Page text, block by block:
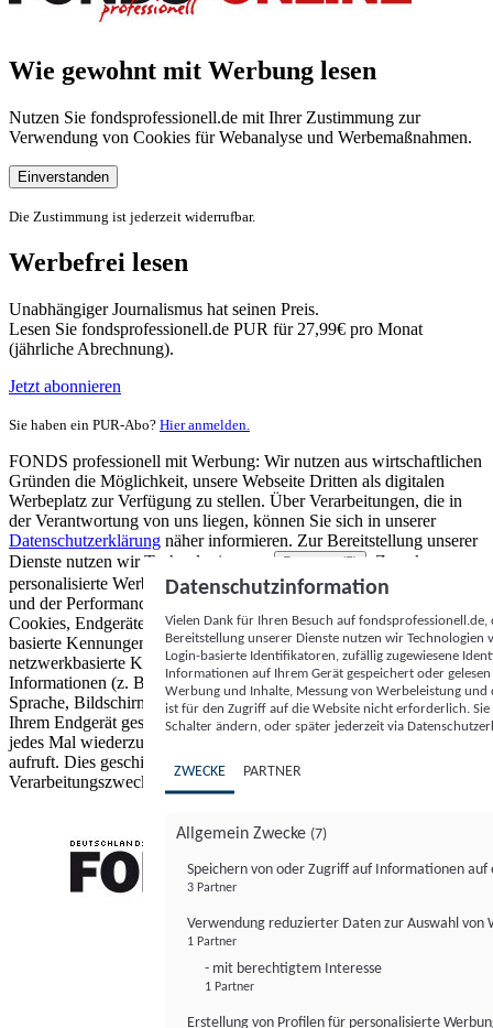
Wie gewohnt mit Werbung lesen
Nutzen Sie fondsprofessionell.de mit Ihrer Zustimmung zur
Verwendung von Cookies für Webanalyse und Werbemaßnahmen.
Einverstanden
Die Zustimmung ist jederzeit widerrufbar.
Werbefrei lesen
Unabhängiger Journalismus hat seinen Preis.
Lesen Sie fondsprofessionell.de PUR für 27,99€ pro Monat
(jährliche Abrechnung).
Jetzt abonnieren
Sie haben ein PUR-Abo? Hier anmelden.
FONDS professionell mit Werbung: Wir nutzen aus wirtschaftlichen
Gründen die Möglichkeit, unsere Webseite Dritten als digitalen
Werbeplatz zur Verfügung zu stellen. Über Verarbeitungen, die in
der Verantwortung von uns liegen, können Sie sich in unserer
Datenschutzerklärung näher informieren. Zur Bereitstellung unserer
Dienste nutzen wir Technologien von
Partnern (5)
. Zwecke:
personalisierte Werbung und Inhalte, Messung von Werbeleistung
und der Performance von Inhalten sowie Zielgruppenforschung.
Cookies, Endgeräte- oder ähnliche Online-Kennungen (z. B. login-
basierte Kennungen, zufällig generierte Kennungen,
netzwerkbasierte Kennungen) können zusammen mit anderen
Informationen (z. B. Browsertyp und Browserinformationen,
Sprache, Bildschirmgröße, unterstützte Technologien usw.) auf
Ihrem Endgerät gespeichert oder von dort ausgelesen werden, um es
jedes Mal wiederzuerkennen, wenn es eine App oder einer Webseite
aufruft. Dies geschieht für einen oder mehrere der hier aufgeführten
Verarbeitungszwecke.
Datenschutzinformation
Vielen Dank für Ihren Besuch auf
Bereitstellung unserer Dienste nutzen wir Technologien
Login-basierte Identifikatoren, zufällig zugewiesene
Informationen auf Ihrem Gerät gespeichert oder
Werbung und Inhalte, Messung von Werbeleistung
ist für den Zugriff auf die Website nicht erforderlich.
Schalter ändern, oder später jederzeit via
ZWECKE PARTNER
Allgemein Zwecke (7)
Speichern von oder Zugriff auf Informationen auf
3 Partner
Verwendung reduzierter Daten zur Auswahl von
1 Partner
- mit berechtigtem Interesse
1 Partner
Erstellung von Profilen für personalisierte
FONDS professionell